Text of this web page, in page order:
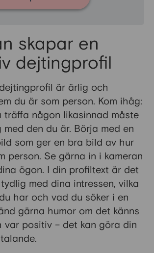
skapar en
dejtingprofil
är ärlig och
du är som person. Kom ihåg:
träffa någon likasinnad måste
den du är. Börja med en
som ger en bra bild av hur
person. Se gärna in i kameran
ögon. I din profiltext är det
med dina intressen, vilka
har och vad du söker i en
gärna humor om det känns
var positiv – det kan göra din